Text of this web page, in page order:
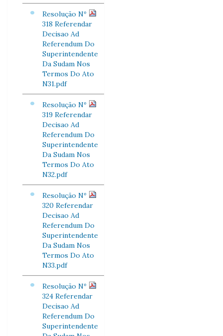
Resolução Nº
318 Referendar
Decisao Ad
Referendum Do
Superintendente
Da Sudam Nos
Termos Do Ato
N31.pdf
Resolução Nº
319 Referendar
Decisao Ad
Referendum Do
Superintendente
Da Sudam Nos
Termos Do Ato
N32.pdf
Resolução Nº
320 Referendar
Decisao Ad
Referendum Do
Superintendente
Da Sudam Nos
Termos Do Ato
N33.pdf
Resolução Nº
324 Referendar
Decisao Ad
Referendum Do
Superintendente